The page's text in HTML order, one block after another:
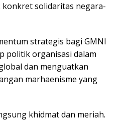
solidaritas negara-
strategis bagi GMNI
politik organisasi dalam
dan menguatkan
marhaenisme yang
khidmat dan meriah.